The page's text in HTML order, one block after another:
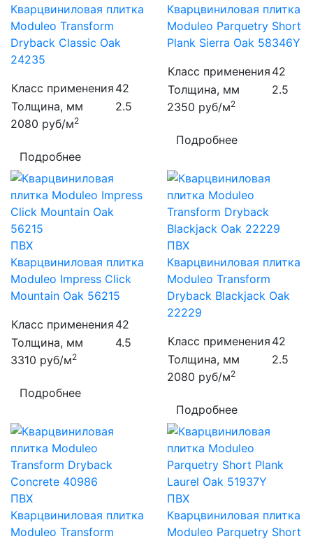
Кварцвиниловая плитка
Moduleo Transform
Dryback Classic Oak
24235
Класс применения 42
Толщина, мм
2.5
2080 руб/м2
Подробнее
Кварцвиниловая плитка
Moduleo Parquetry Short
Plank Sierra Oak 58346Y
Класс применения 42
Толщина, мм
2.5
2350 руб/м2
Подробнее
ПВХ
Кварцвиниловая плитка
Moduleo Impress Click
Mountain Oak 56215
Класс применения 42
Толщина, мм
4.5
3310 руб/м2
Подробнее
ПВХ
Кварцвиниловая плитка
Moduleo Transform
Dryback Blackjack Oak
22229
Класс применения 42
Толщина, мм
2.5
2080 руб/м2
Подробнее
ПВХ
Кварцвиниловая плитка
Moduleo Transform
ПВХ
Кварцвиниловая плитка
Moduleo Parquetry Short